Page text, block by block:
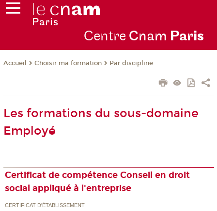
Centre Cnam Paris
Accueil Choisir ma formation Par discipline
Les formations du sous-domaine
Employé
Certificat de compétence Conseil en droit
social appliqué à l'entreprise
CERTIFICAT D'ÉTABLISSEMENT